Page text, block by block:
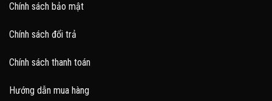
Chính sách bảo mật
Chính sách đổi trả
Chính sách thanh toán
Hướng dẫn mua hàng